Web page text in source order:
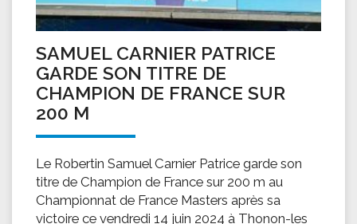
SAMUEL CARNIER PATRICE
GARDE SON TITRE DE
CHAMPION DE FRANCE SUR
200 M
Le Robertin Samuel Carnier Patrice garde son
titre de Champion de France sur 200 m au
Championnat de France Masters après sa
victoire ce vendredi 14 juin 2024 à Thonon-les